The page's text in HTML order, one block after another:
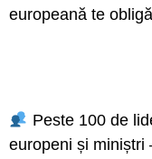
europeană te
Peste 100 de
europeni și miniștri